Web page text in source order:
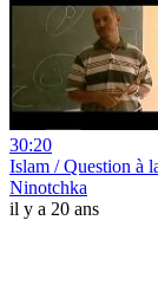
30:20
Islam / Question à
Ninotchka
il y a 20 ans